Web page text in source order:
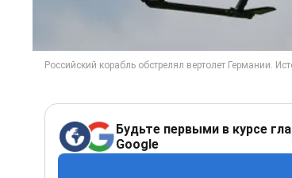
Будьте первыми в курсе
Google